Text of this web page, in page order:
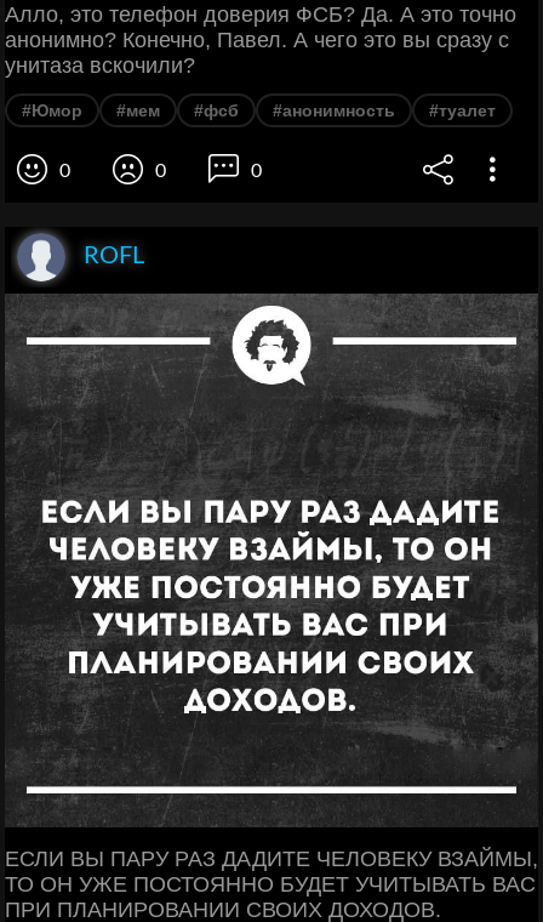
Алло, это телефон доверия ФСБ? Да. А это точно
анонимно? Конечно, Павел. А чего это вы сразу с
унитаза вскочили?
#Юмор #мем #фсб #анонимность #туалет
0 0 0
ROFL
ЕСЛИ ВЫ ПАРУ РАЗ ДАДИТЕ ЧЕЛОВЕКУ ВЗАЙМЫ,
ТО ОН УЖЕ ПОСТОЯННО БУДЕТ УЧИТЫВАТЬ ВАС
ПРИ ПЛАНИРОВАНИИ СВОИХ ДОХОДОВ.